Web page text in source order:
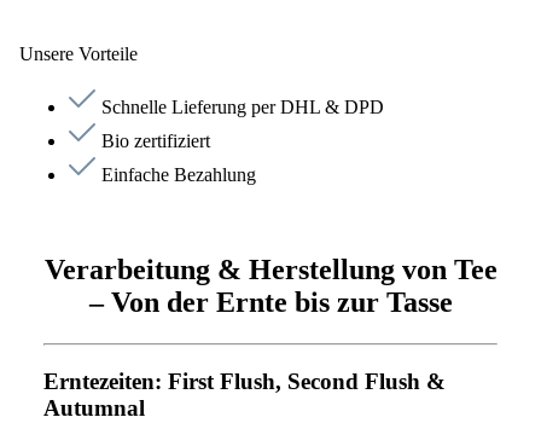
Unsere Vorteile
Schnelle Lieferung per DHL & DPD
Bio zertifiziert
Einfache Bezahlung
Verarbeitung & Herstellung von Tee
– Von der Ernte bis zur Tasse
Erntezeiten: First Flush, Second Flush &
Autumnal